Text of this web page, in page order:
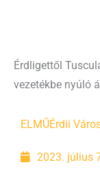
Érdligettől
vezetékbe nyúló
ELMŰÉrdii
2023. július